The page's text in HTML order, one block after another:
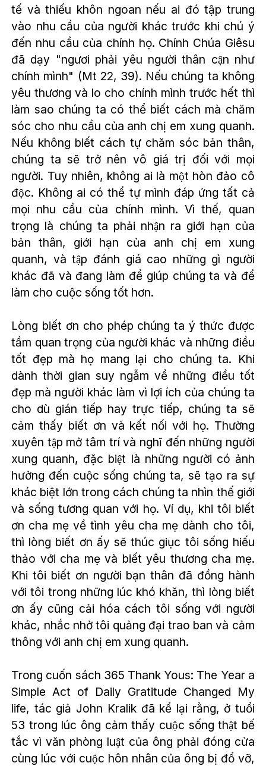
tế và thiếu khôn ngoan nếu ai đó tập trung
vào nhu cầu của người khác trước khi chú ý
đến nhu cầu của chính họ. Chính Chúa Giêsu
đã dạy "ngươi phải yêu người thân cận như
chính mình" (Mt 22, 39). Nếu chúng ta không
yêu thương và lo cho chính mình trước hết thì
làm sao chúng ta có thể biết cách mà chăm
sóc cho nhu cầu của anh chị em xung quanh.
Nếu không biết cách tự chăm sóc bản thân,
chúng ta sẽ trở nên vô giá trị đối với mọi
người. Tuy nhiên, không ai là một hòn đảo cô
độc. Không ai có thể tự mình đáp ứng tất cả
mọi nhu cầu của chính mình. Vì thế, quan
trọng là chúng ta phải nhận ra giới hạn của
bản thân, giới hạn của anh chị em xung
quanh, và tập đánh giá cao những gì người
khác đã và đang làm để giúp chúng ta và để
làm cho cuộc sống tốt hơn.
Lòng biết ơn cho phép chúng ta ý thức được
tầm quan trọng của người khác và những điều
tốt đẹp mà họ mang lại cho chúng ta. Khi
dành thời gian suy ngẫm về những điều tốt
đẹp mà người khác làm vì lợi ích của chúng ta
cho dù gián tiếp hay trực tiếp, chúng ta sẽ
cảm thấy biết ơn và kết nối với họ. Thường
xuyên tập mở tâm trí và nghĩ đến những người
xung quanh, đặc biệt là những người có ảnh
hưởng đến cuộc sống chúng ta, sẽ tạo ra sự
khác biệt lớn trong cách chúng ta nhìn thế giới
và sống tương quan với họ. Ví dụ, khi tôi biết
ơn cha mẹ về tình yêu cha mẹ dành cho tôi,
thì lòng biết ơn ấy sẽ thúc giục tôi sống hiếu
thảo với cha mẹ và biết yêu thương cha mẹ.
Khi tôi biết ơn người bạn thân đã đồng hành
với tôi trong những lúc khó khăn, thì lòng biết
ơn ấy cũng cải hóa cách tôi sống với người
khác, nhắc nhở tôi quảng đại trao ban và cảm
thông với anh chị em xung quanh.
Trong cuốn sách 365 Thank Yous: The Year a
Simple Act of Daily Gratitude Changed My
life, tác giả John Kralik đã kể lại rằng, ở tuổi
53 trong lúc ông cảm thấy cuộc sống thật bế
tắc vì văn phòng luật của ông phải đóng cửa
cùng lúc với cuộc hôn nhân của ông bị đổ vỡ,